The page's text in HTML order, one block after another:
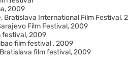
2009
International Film Festival,
Film Festival, 2009
festival, 2009
film festival , 2009
film festival, 2009